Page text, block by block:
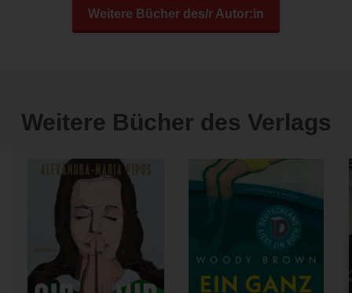
Weitere Bücher des/r Autor:in
Weitere Bücher des Verlags